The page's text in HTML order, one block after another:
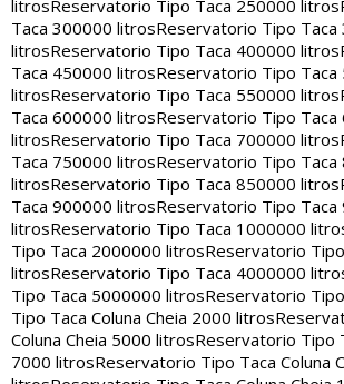
litrosReservatorio Tipo Taca 250000 litros
Taca 300000 litrosReservatorio Tipo Taca
litrosReservatorio Tipo Taca 400000 litros
Taca 450000 litrosReservatorio Tipo Taca
litrosReservatorio Tipo Taca 550000 litros
Taca 600000 litrosReservatorio Tipo Taca
litrosReservatorio Tipo Taca 700000 litros
Taca 750000 litrosReservatorio Tipo Taca
litrosReservatorio Tipo Taca 850000 litros
Taca 900000 litrosReservatorio Tipo Taca
litrosReservatorio Tipo Taca 1000000
Tipo Taca 2000000 litrosReservatorio
litrosReservatorio Tipo Taca 4000000
Tipo Taca 5000000 litrosReservatorio
Tipo Taca Coluna Cheia 2000 litros
Coluna Cheia 5000 litrosReservatorio Tipo
7000 litrosReservatorio Tipo Taca Coluna